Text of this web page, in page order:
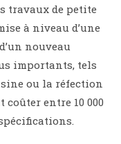
travaux de petite
à niveau d’une
nouveau
importants, tels
ou la réfection
coûter entre 10 000